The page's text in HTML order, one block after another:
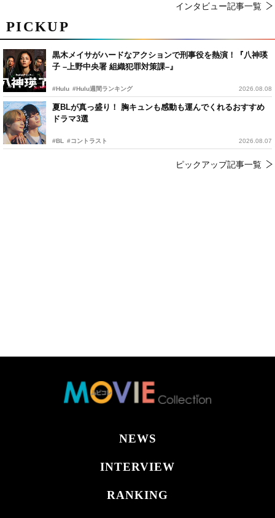
PICKUP
黒木メイサがハードなアクションで刑事役を熱演！『八神瑛
子 –上野中央署 組織犯罪対策課–』
#Hulu #Hulu週間ランキング 2026.08.08
夏BLが真っ盛り！ 胸キュンも感動も運んでくれるおすすめ
ドラマ3選
#BL #コントラスト 2026.08.07
ピックアップ記事一覧
インタビュー記事一覧
NEWS
INTERVIEW
RANKING